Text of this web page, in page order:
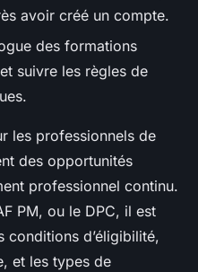
avoir créé un compte.
des formations
suivre les règles de
les professionnels de
des opportunités
professionnel continu.
PM, ou le DPC, il est
conditions d’éligibilité,
et les types de